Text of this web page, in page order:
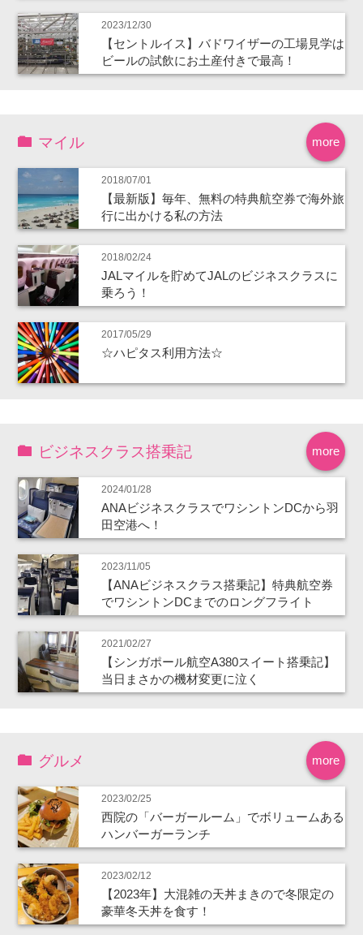
2023/12/30
【セントルイス】バドワイザーの工場見学は
ビールの試飲にお土産付きで最高！
more
マイル
2018/07/01
【最新版】毎年、無料の特典航空券で海外旅
行に出かける私の方法
2018/02/24
JALマイルを貯めてJALのビジネスクラスに
乗ろう！
2017/05/29
☆ハピタス利用方法☆
more
ビジネスクラス搭乗記
2024/01/28
ANAビジネスクラスでワシントンDCから羽
田空港へ！
2023/11/05
【ANAビジネスクラス搭乗記】特典航空券
でワシントンDCまでのロングフライト
2021/02/27
【シンガポール航空A380スイート搭乗記】
当日まさかの機材変更に泣く
more
グルメ
2023/02/25
西院の「バーガールーム」でボリュームある
ハンバーガーランチ
2023/02/12
【2023年】大混雑の天丼まきので冬限定の
豪華冬天丼を食す！